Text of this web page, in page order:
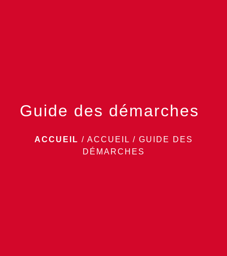
Guide des démarches
ACCUEIL / ACCUEIL / GUIDE DES
DÉMARCHES